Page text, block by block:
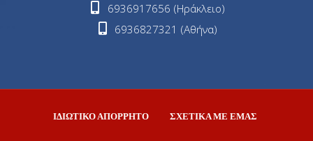
6936917656 (Ηράκλειο)
6936827321 (Αθήνα)
ΙΔΙΩΤΙΚΟ ΑΠΟΡΡΗΤΟ ΣΧΕΤΙΚΑ ΜΕ ΕΜΑΣ